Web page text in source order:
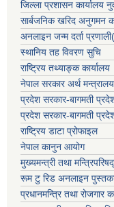
जिल्ला प्रशासन कार्यालय
सार्बजनिक खरिद अनुगमन
अनलाइन जन्म दर्ता
स्थानिय तह विवरण सुचि
राष्ट्रिय तथ्याङ्क कार्यालय
नेपाल सरकार अर्थ मन्त्रालय
प्रदेश सरकार-बागमती
प्रदेश सरकार-बागमती
राष्ट्रिय डाटा प्रोफाइल
नेपाल कानुन आयोग
मुख्यमन्त्री तथा
रूम टु रिड अनलाइन
प्रधानमन्त्रि तथा रोजगार